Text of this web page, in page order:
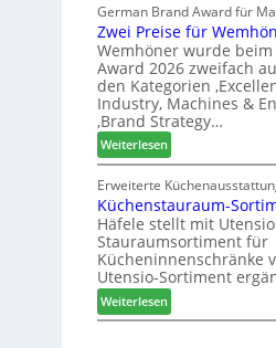
t
Z
u
k
u
n
f
t
s
t
F
ü
h
r
u
n
g
a
n
v
e
d
i
u
n
d
H
u
b
t
e
x
s
t
e
German Brand Award für
Zwei Preise für
Wemhöner wurde
Award 2026 zweifach
den Kategorien
Industry, Machines &
‚Brand Strategy…
Weiterlesen:
Z
w
e
i
P
r
e
i
s
Erweiterte
Küchenstauraum-
Häfele stellt mit Utensio
Stauraumsortiment für
Kücheninnenschränke
Utensio-Sortiment
Weiterlesen:
K